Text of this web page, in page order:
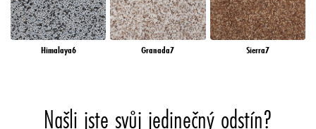
Himalaya6 Granada7 Sierra7
Našli jste svůj jedinečný odstín?